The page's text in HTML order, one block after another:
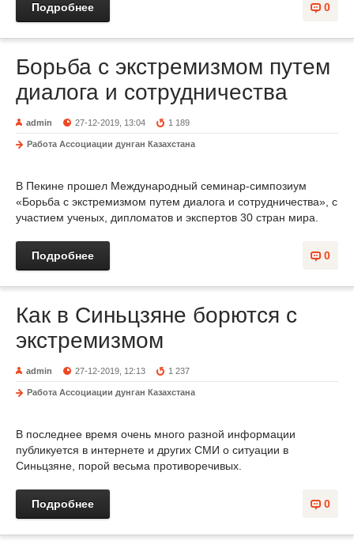
0
Подробнее
Борьба с экстремизмом путем
диалога и сотрудничества
admin 27-12-2019, 13:04 1 189
Работа Ассоциации дунган Казахстана
В Пекине прошел Международный семинар-симпозиум
«Борьба с экстремизмом путем диалога и сотрудничества», с
участием ученых, дипломатов и экспертов 30 стран мира.
0
Подробнее
Как в Синьцзяне борются с
экстремизмом
admin 27-12-2019, 12:13 1 237
Работа Ассоциации дунган Казахстана
В последнее время очень много разной информации
публикуется в интернете и других СМИ о ситуации в
Синьцзяне, порой весьма противоречивых.
0
Подробнее